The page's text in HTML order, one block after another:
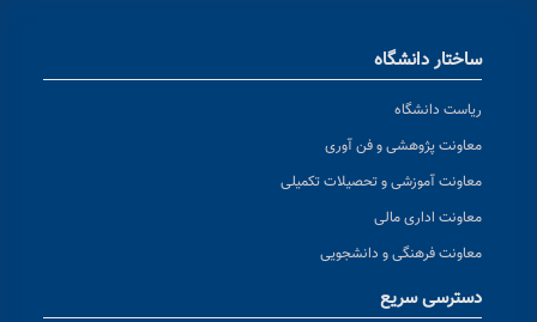
ساختار دانشگاه
ریاست دانشگاه
معاونت پژوهشی و فن آوری
معاونت آموزشی و تحصیلات تکمیلی
معاونت اداری مالی
معاونت فرهنگی و دانشجویی
دسترسی سریع